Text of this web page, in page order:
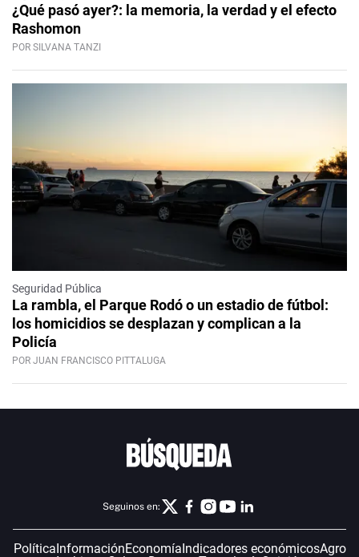
¿Qué pasó ayer?: la memoria, la verdad y el efecto
Rashomon
POR SILVANA TANZI
Seguridad Pública
La rambla, el Parque Rodó o un estadio de fútbol:
los homicidios se desplazan y complican a la
Policía
POR JUAN FRANCISCO PITTALUGA
Seguinos en:
Política InformaciónEconomía Indicadores económicosAgro